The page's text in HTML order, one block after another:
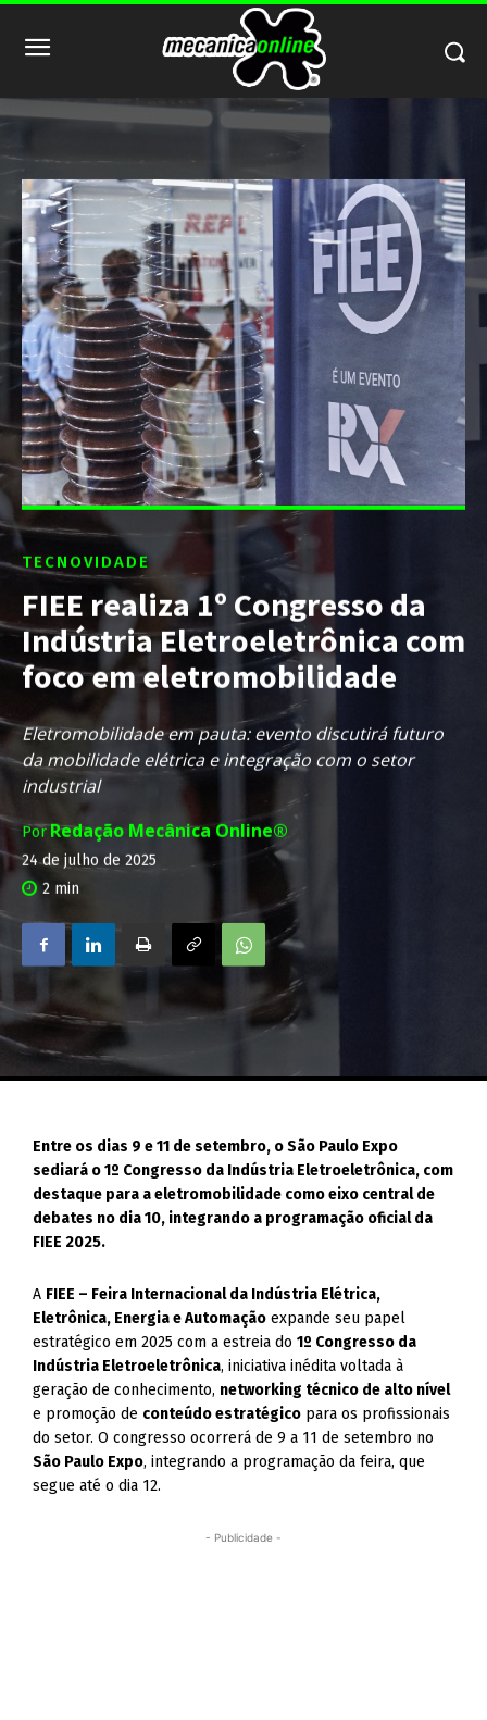
TECNOVIDADE
FIEE realiza 1º Congresso da
Indústria Eletroeletrônica com
foco em eletromobilidade
Eletromobilidade em pauta: evento discutirá futuro
da mobilidade elétrica e integração com o setor
industrial
PorRedação Mecânica Online®
24 de julho de 2025
2 min
Entre os dias 9 e 11 de setembro, o São Paulo Expo
sediará o 1º Congresso da Indústria Eletroeletrônica, com
destaque para a eletromobilidade como eixo central de
debates no dia 10, integrando a programação oficial da
FIEE 2025.
A FIEE – Feira Internacional da Indústria Elétrica,
Eletrônica, Energia e Automação expande seu papel
estratégico em 2025 com a estreia do1º Congresso da
Indústria Eletroeletrônica, iniciativa inédita voltada à
geração de conhecimento, networking técnico de alto nível
e promoção de conteúdo estratégico para os profissionais
do setor. O congresso ocorrerá de 9 a 11 de setembro no
São Paulo Expo, integrando a programação da feira, que
segue até o dia 12.
- Publicidade -